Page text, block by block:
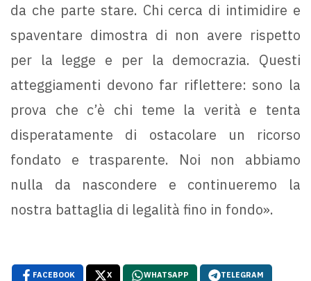
da che parte stare. Chi cerca di intimidire e
spaventare dimostra di non avere rispetto
per la legge e per la democrazia. Questi
atteggiamenti devono far riflettere: sono la
prova che c’è chi teme la verità e tenta
disperatamente di ostacolare un ricorso
fondato e trasparente. Noi non abbiamo
nulla da nascondere e continueremo la
nostra battaglia di legalità fino in fondo».
FACEBOOK X WHATSAPP TELEGRAM